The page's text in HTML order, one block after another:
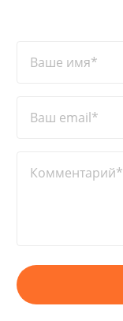
Ваше имя*
Ваш email*
Комментарий*